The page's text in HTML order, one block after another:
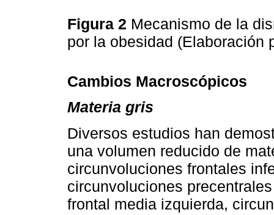
Figura 2 Mecanismo de la
por la obesidad (Elaboración
Cambios Macroscópicos
Materia gris
Diversos estudios han
una volumen reducido de
circunvoluciones frontales
circunvoluciones
frontal media izquierda,